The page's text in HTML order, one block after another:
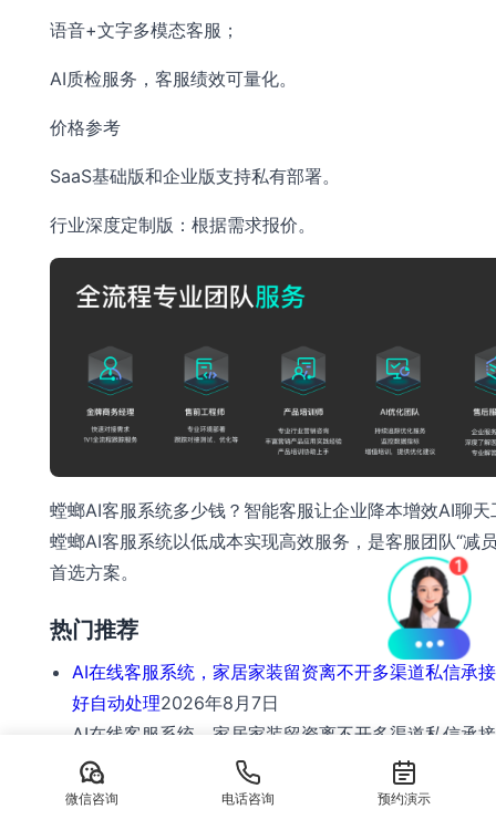
语音+文字多模态客服；
AI质检服务，客服绩效可量化。
价格参考
SaaS基础版和企业版支持私有部署。
行业深度定制版：根据需求报价。
螳螂AI客服系统多少钱？智能客服让企业降本增效AI聊天
螳螂AI客服系统以低成本实现高效服务，是客服团队“减
首选方案。
热门推荐
AI在线客服系统，家居家装留资离不开多渠道私信承
好自动处理2026年8月7日
AI在线客服系统，家居家装留资离不开多渠道私信承
好自动处理 家居家装行业正经历一场深刻的数字化
读更多
微信咨询 电话咨询 预约演示